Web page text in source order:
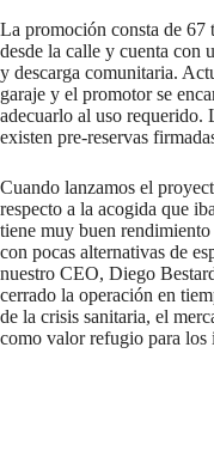
La promoción consta de 67
desde la calle y cuenta con
y descarga comunitaria.
garaje y el promotor se
adecuarlo al uso requerido.
existen pre-reservas
Cuando lanzamos el
respecto a la acogida que
tiene muy buen
con pocas alternativas de
nuestro CEO, Diego
cerrado la operación en
de la crisis sanitaria, el
como valor refugio para los